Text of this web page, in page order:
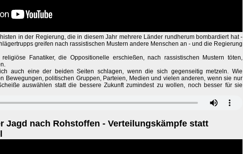
in der Regierung, die in diesem Jahr mehrere Länder rundherum bombardiert hat -
greifen nach rassistischen Mustern andere Menschen an - und die Regierung
Fanatiker, die Oppositionelle erschießen, nach rassistischen Mustern töten,
auch eine der beiden Seiten schlagen, wenn die sich gegenseitig metzeln. Wie
Bewegungen, politischen Gruppen, Parteien, Medien und vielen anderen, wenn sie nur
auswählen statt die bessere Zukunft zumindest zu wollen, noch besser für sie
Jagd nach Rohstoffen - Verteilungskämpfe statt